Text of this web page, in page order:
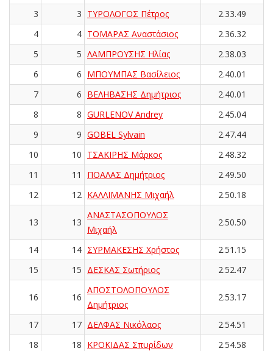
3
3 ΤΥΡΟΛΟΓΟΣ Πέτρος
2.33.49
4
4 ΤΟΜΑΡΑΣ Αναστάσιος
2.36.32
5
5 ΛΑΜΠΡΟΥΣΗΣ Ηλίας
2.38.03
6
6 ΜΠΟΥΜΠΑΣ Βασίλειος
2.40.01
7
6 ΒΕΛΗΒΑΣΗΣ Δημήτριος
2.40.01
8
8 GURLENOV Andrey
2.45.04
9
9 GOBEL Sylvain
2.47.44
10
10 ΤΣΑΚΙΡΗΣ Μάρκος
2.48.32
11
11 ΠΟΑΛΑΣ Δημήτριος
2.49.50
12
12 ΚΑΛΛΙΜΑΝΗΣ Μιχαήλ 2.50.18
13 13
ΑΝΑΣΤΑΣΟΠΟΥΛΟΣ
Μιχαήλ
2.50.50
14 14 ΣΥΡΜΑΚΕΣΗΣ Χρήστος
2.51.15
15
15 ΔΕΣΚΑΣ Σωτήριος 2.52.47
16 16
ΑΠΟΣΤΟΛΟΠΟΥΛΟΣ
Δημήτριος
2.53.17
17 17 ΔΕΛΦΑΣ Νικόλαος
2.54.51
18
18 ΚΡΟΚΙΔΑΣ Σπυρίδων
2.54.58